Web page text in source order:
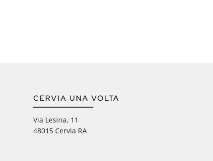
CERVIA UNA VOLTA
Via Lesina, 11
48015 Cervia RA